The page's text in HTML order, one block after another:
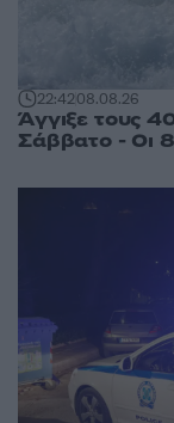
22:4208.08.26
Άγγιξε τους
Σάββατο - Οι